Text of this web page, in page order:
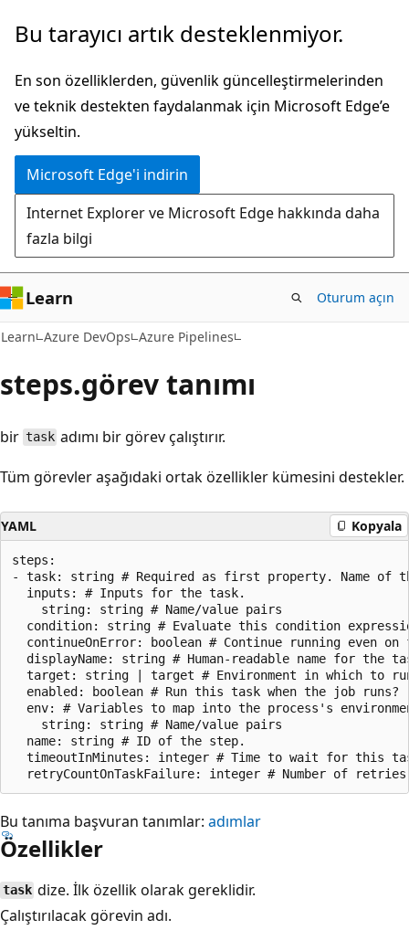
Ana
atla
Bu tarayıcı artık desteklenmiyor.
En son özelliklerden, güvenlik güncelleştirmelerinden
ve teknik destekten faydalanmak için Microsoft Edge’e
yükseltin.
Microsoft Edge'i indirin
Internet Explorer ve Microsoft Edge hakkında daha
fazla bilgi
Learn Oturum açın
Learn Azure DevOps Azure Pipelines
steps.görev tanımı
bir task adımı bir görev çalıştırır.
Tüm görevler aşağıdaki ortak özellikler kümesini destekler.
YAML Kopyala
steps:
- task: string # Required as first property. Name of
  inputs: # Inputs for the task.
    string: string # Name/value pairs
condition: string # Evaluate this condition
continueOnError: boolean # Continue running even on
displayName: string # Human-readable name for the
target: string | target # Environment in which to
  enabled: boolean # Run this task when the job runs?
env: # Variables to map into the process's
    string: string # Name/value pairs
  name: string # ID of the step.
timeoutInMinutes: integer # Time to wait for this
Bu tanıma başvuran tanımlar: adımlar
Özellikler
task dize. İlk özellik olarak gereklidir.
Çalıştırılacak görevin adı.